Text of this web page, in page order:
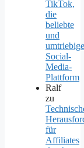
TikTok,
die
beliebte
und
umtriebige
Social-
Media-
Plattform
Ralf
zu
für
Affiliates